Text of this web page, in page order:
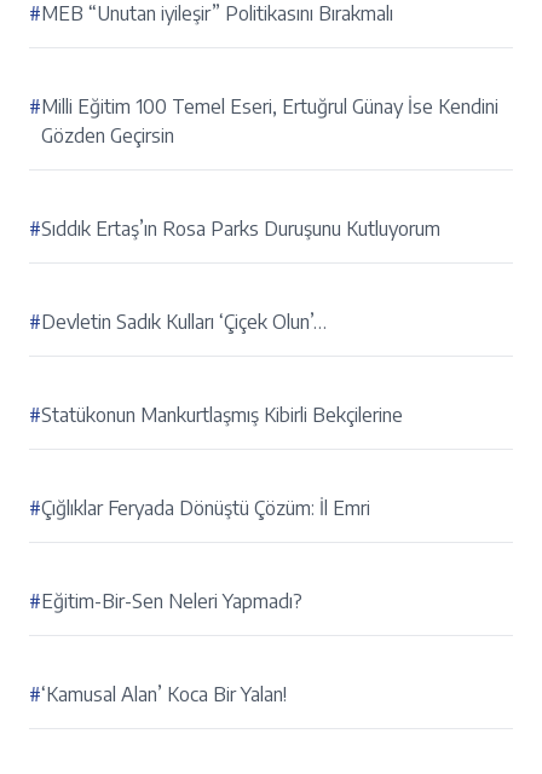
#MEB “Unutan iyileşir” Politikasını Bırakmalı
#Milli Eğitim 100 Temel Eseri, Ertuğrul Günay İse Kendini
Gözden Geçirsin
#Sıddık Ertaş’ın Rosa Parks Duruşunu Kutluyorum
#Devletin Sadık Kulları ‘Çiçek Olun’…
#Statükonun Mankurtlaşmış Kibirli Bekçilerine
#Çığlıklar Feryada Dönüştü Çözüm: İl Emri
#Eğitim-Bir-Sen Neleri Yapmadı?
#‘Kamusal Alan’ Koca Bir Yalan!